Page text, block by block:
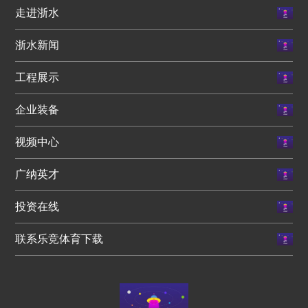
走进浙水
浙水新闻
工程展示
企业装备
视频中心
广纳英才
投资在线
联系乐竞体育下载